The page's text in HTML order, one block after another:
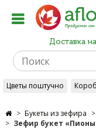
Доставка
Цветы поштучно
Букеты из зефира
Зефир букет